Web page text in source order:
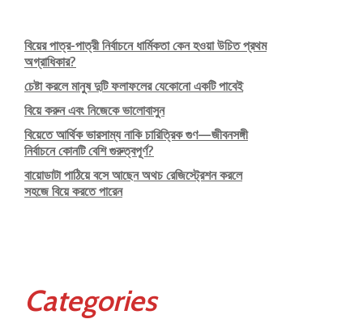
বিয়ের পাত্র-পাত্রী নির্বাচনে ধার্মিকতা কেন হওয়া উচিত প্রথম
অগ্রাধিকার?
চেষ্টা করলে মানুষ দুটি ফলাফলের যেকোনো একটি পাবেই
বিয়ে করুন এবং নিজেকে ভালোবাসুন
বিয়েতে আর্থিক ভারসাম্য নাকি চারিত্রিক গুণ—জীবনসঙ্গী
নির্বাচনে কোনটি বেশি গুরুত্বপূর্ণ?
বায়োডাটা পাঠিয়ে বসে আছেন অথচ রেজিস্ট্রেশন করলে
সহজে বিয়ে করতে পারেন
Categories